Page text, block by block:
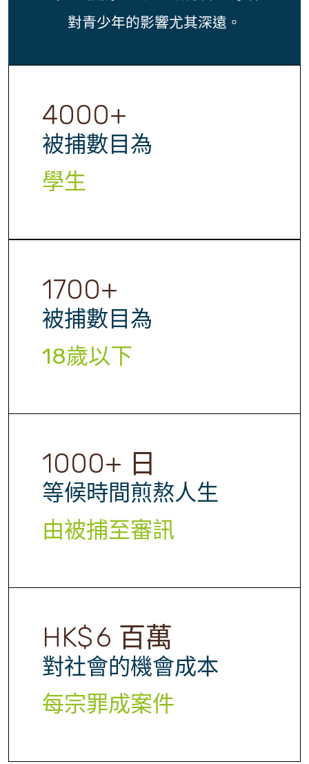
對青少年的影響尤其深遠。
4000+
被捕數目為
學生
1700+
被捕數目為
18歲以下
1000+ 日
等候時間煎熬人生
由被捕至審訊
HK$6 百萬
對社會的機會成本
每宗罪成案件